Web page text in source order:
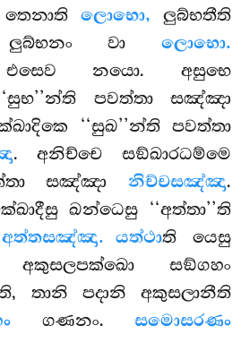
ලොභො, ලුබ්භතීති
වා ලොභො.
නයො. අසුභෙ
පවත්තා සඤ්ඤා
‘‘සුඛ’’න්ති පවත්තා
. අනිච්චෙ සඞ්ඛාරධම්මෙ
සඤ්ඤා නිච්චසඤ්ඤා.
ඛන්ධෙසු ‘‘අත්තා’’ති
අත්තසඤ්ඤා. යත්ථාති යෙසු
සඞ්ගහං
තානි පදානි අකුසලානීති
ගණනං. සමොසරණං